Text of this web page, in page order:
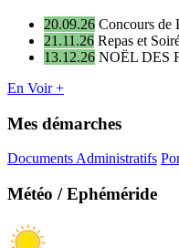
20.09.26 Concours de
21.11.26 Repas et
13.12.26 NOËL DES
En Voir +
Mes démarches
Documents Administratifs
Météo / Ephéméride